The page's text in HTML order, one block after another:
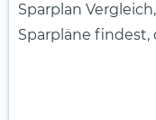
Sparplan
Sparpläne findest,